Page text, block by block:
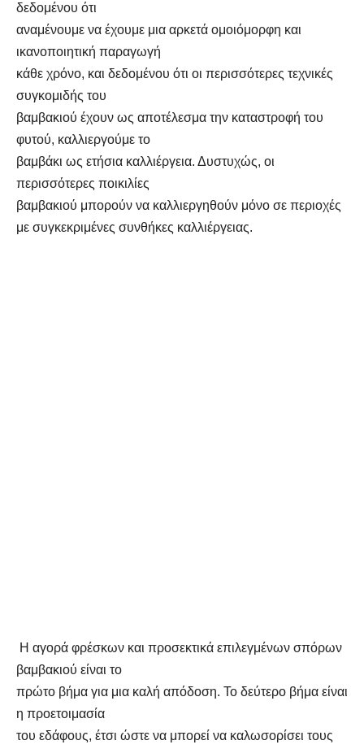
δεδομένου ότι
αναμένουμε να έχουμε μια αρκετά ομοιόμορφη και
ικανοποιητική παραγωγή
κάθε χρόνο, και δεδομένου ότι οι περισσότερες τεχνικές
συγκομιδής του
βαμβακιού έχουν ως αποτέλεσμα την καταστροφή του
φυτού, καλλιεργούμε το
βαμβάκι ως ετήσια καλλιέργεια. Δυστυχώς, οι
περισσότερες ποικιλίες
βαμβακιού μπορούν να καλλιεργηθούν μόνο σε περιοχές
με συγκεκριμένες συνθήκες καλλιέργειας.
Η αγορά φρέσκων και προσεκτικά επιλεγμένων σπόρων
βαμβακιού είναι το
πρώτο βήμα για μια καλή απόδοση. Το δεύτερο βήμα είναι
η προετοιμασία
του εδάφους, έτσι ώστε να μπορεί να καλωσορίσει τους